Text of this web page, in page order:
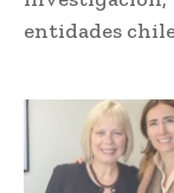
entidades